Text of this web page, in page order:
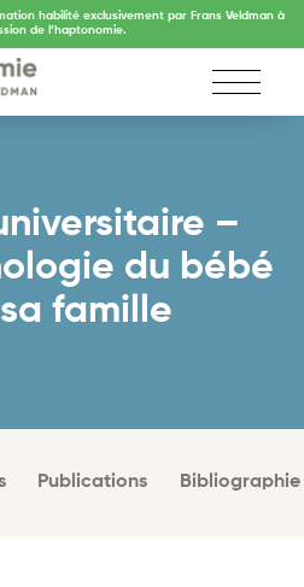
habilité exclusivement par Frans Veldman à
de l’haptonomie.
–
du bébé
famille
Publications Bibliographie